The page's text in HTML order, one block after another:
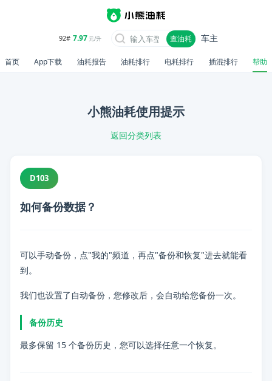
92# 7.97元/升 查油耗 车主
首页 App下载 油耗报告 油耗排行 电耗排行 插混排行 帮助
小熊油耗使用提示
返回分类列表
D103
如何备份数据？
📋 内容摘要
问题：如何备份数据？
分类：备份
标签：小熊油耗使用提示, 常见问题解答
可以手动备份，点"我的"频道，再点"备份和恢复"进去就能看
到。
我们也设置了自动备份，您修改后，会自动给您备份一次。
备份历史
最多保留 15 个备份历史，您可以选择任意一个恢复。